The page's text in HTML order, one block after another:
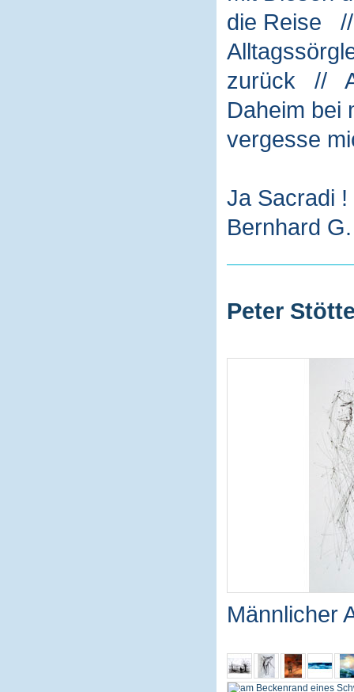
die Reise
zurück //
Daheim
vergesse
Ja Sacradi
Bernhard
Peter
Männlicher